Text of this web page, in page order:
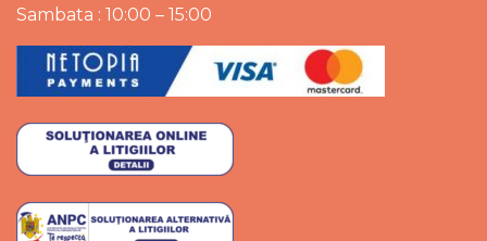
Sambata : 10:00 – 15:00